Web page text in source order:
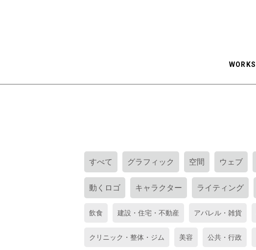
WORKS
すべて グラフィック 空間 ウェブ
動くロゴ キャラクター ライティング
飲食 建設・住宅・不動産 アパレル・雑貨
クリニック・整体・ジム 美容 公共・行政